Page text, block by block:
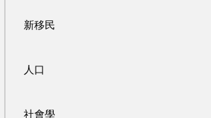
新移民
人口
社會學